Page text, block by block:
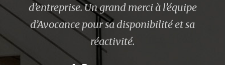
Au-delà d’une très grande maîtrise des
techniques du restructuring, le cabinet a
une vision globale des enjeux et
problématiques des dossiers. Leur